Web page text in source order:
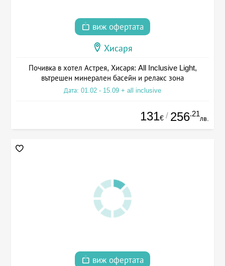
виж офертата
Хисаря
Почивка в хотел Астрея, Хисаря: All Inclusive Light,
вътрешен минерален басейн и релакс зона
Дата: 01.02 - 15.09 + all inclusive
131€ / 256.21
лв.
виж офертата